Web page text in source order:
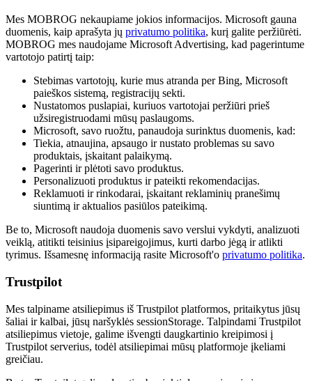
Mes MOBROG nekaupiame jokios informacijos. Microsoft gauna
duomenis, kaip aprašyta jų privatumo politika, kurį galite peržiūrėti.
MOBROG mes naudojame Microsoft Advertising, kad pagerintume
vartotojo patirtį taip:
Stebimas vartotojų, kurie mus atranda per Bing, Microsoft
paieškos sistemą, registracijų sekti.
Nustatomos puslapiai, kuriuos vartotojai peržiūri prieš
užsiregistruodami mūsų paslaugoms.
Microsoft, savo ruožtu, panaudoja surinktus duomenis, kad:
Tiekia, atnaujina, apsaugo ir nustato problemas su savo
produktais, įskaitant palaikymą.
Pagerinti ir plėtoti savo produktus.
Personalizuoti produktus ir pateikti rekomendacijas.
Reklamuoti ir rinkodarai, įskaitant reklaminių pranešimų
siuntimą ir aktualios pasiūlos pateikimą.
Be to, Microsoft naudoja duomenis savo verslui vykdyti, analizuoti
veiklą, atitikti teisinius įsipareigojimus, kurti darbo jėgą ir atlikti
tyrimus. Išsamesnę informaciją rasite Microsoft'o privatumo politika.
Trustpilot
Mes talpiname atsiliepimus iš Trustpilot platformos, pritaikytus jūsų
šaliai ir kalbai, jūsų naršyklės sessionStorage. Talpindami Trustpilot
atsiliepimus vietoje, galime išvengti daugkartinio kreipimosi į
Trustpilot serverius, todėl atsiliepimai mūsų platformoje įkeliami
greičiau.